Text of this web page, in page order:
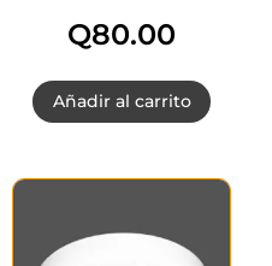
precio
actual
Q80.00
Añadir al carrito